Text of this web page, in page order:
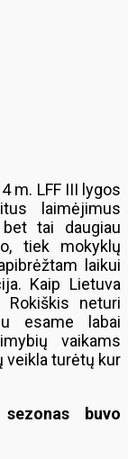
m. LFF III lygos
laimėjimus
tai daugiau
tiek mokyklų
laikui
Kaip Lietuva
neturi
esame labai
vaikams
veikla turėtų kur
buvo